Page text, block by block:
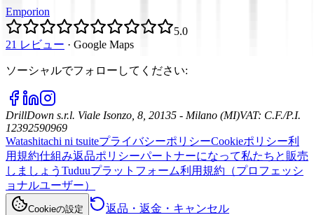
Emporion
5.0
21 レビュー · Google Maps
ソーシャルでフォローしてください:
DrillDown s.r.l. Viale Isonzo, 8, 20135 - Milano (MI)VAT: C.F./P.I.
12392590969
Watashitachi ni tsuiteプライバシーポリシーCookieポリシー利
用規約仕組み返品ポリシーパートナーになって私たちと販売
しましょう Tuduuプラットフォーム利用規約（プロフェッシ
ョナルユーザー）
Cookieの設定 返品・返金・キャンセル